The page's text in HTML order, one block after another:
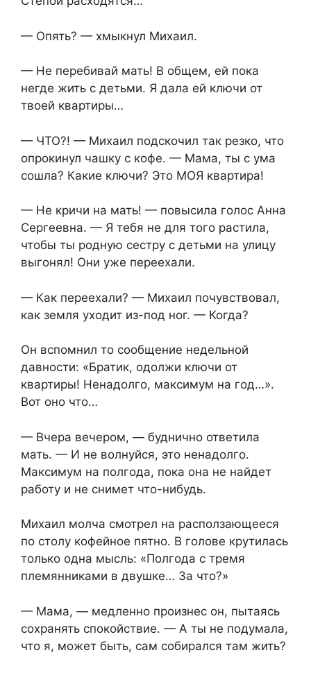
— Опять? — хмыкнул Михаил.
— Не перебивай мать! В общем, ей пока
негде жить с детьми. Я дала ей ключи от
твоей квартиры…
— ЧТО?! — Михаил подскочил так резко, что
опрокинул чашку с кофе. — Мама, ты с ума
сошла? Какие ключи? Это МОЯ квартира!
— Не кричи на мать! — повысила голос Анна
Сергеевна. — Я тебя не для того растила,
чтобы ты родную сестру с детьми на улицу
выгонял! Они уже переехали.
— Как переехали? — Михаил почувствовал,
как земля уходит из-под ног. — Когда?
Он вспомнил то сообщение недельной
давности: «Братик, одолжи ключи от
квартиры! Ненадолго, максимум на год…».
Вот оно что…
— Вчера вечером, — буднично ответила
мать. — И не волнуйся, это ненадолго.
Максимум на полгода, пока она не найдет
работу и не снимет что-нибудь.
Михаил молча смотрел на расползающееся
по столу кофейное пятно. В голове крутилась
только одна мысль: «Полгода с тремя
племянниками в двушке… За что?»
— Мама, — медленно произнес он, пытаясь
сохранять спокойствие. — А ты не подумала,
что я, может быть, сам собирался там жить?